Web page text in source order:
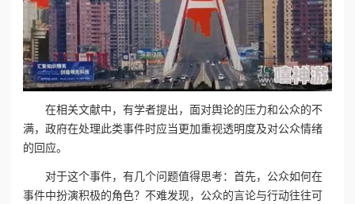
在相关文献中，有学者提出，面对舆论的压力和公众的不
满，政府在处理此类事件时应当更加重视透明度及对公众情绪
的回应。
对于这个事件，有几个问题值得思考：首先，公众如何在
事件中扮演积极的角色？不难发现，公众的言论与行动往往可